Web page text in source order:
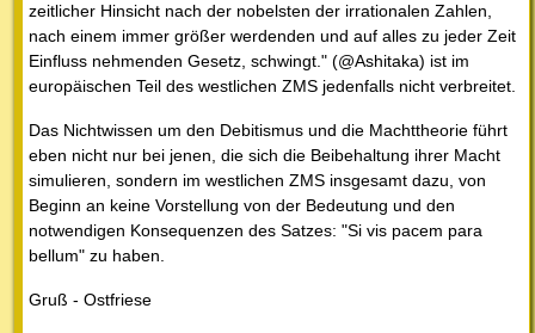
zeitlicher Hinsicht nach der nobelsten der irrationalen Zahlen,
nach einem immer größer werdenden und auf alles zu jeder Zeit
Einfluss nehmenden Gesetz, schwingt." (@Ashitaka) ist im
europäischen Teil des westlichen ZMS jedenfalls nicht verbreitet.
Das Nichtwissen um den Debitismus und die Machttheorie führt
eben nicht nur bei jenen, die sich die Beibehaltung ihrer Macht
simulieren, sondern im westlichen ZMS insgesamt dazu, von
Beginn an keine Vorstellung von der Bedeutung und den
notwendigen Konsequenzen des Satzes: "Si vis pacem para
bellum" zu haben.
Gruß - Ostfriese